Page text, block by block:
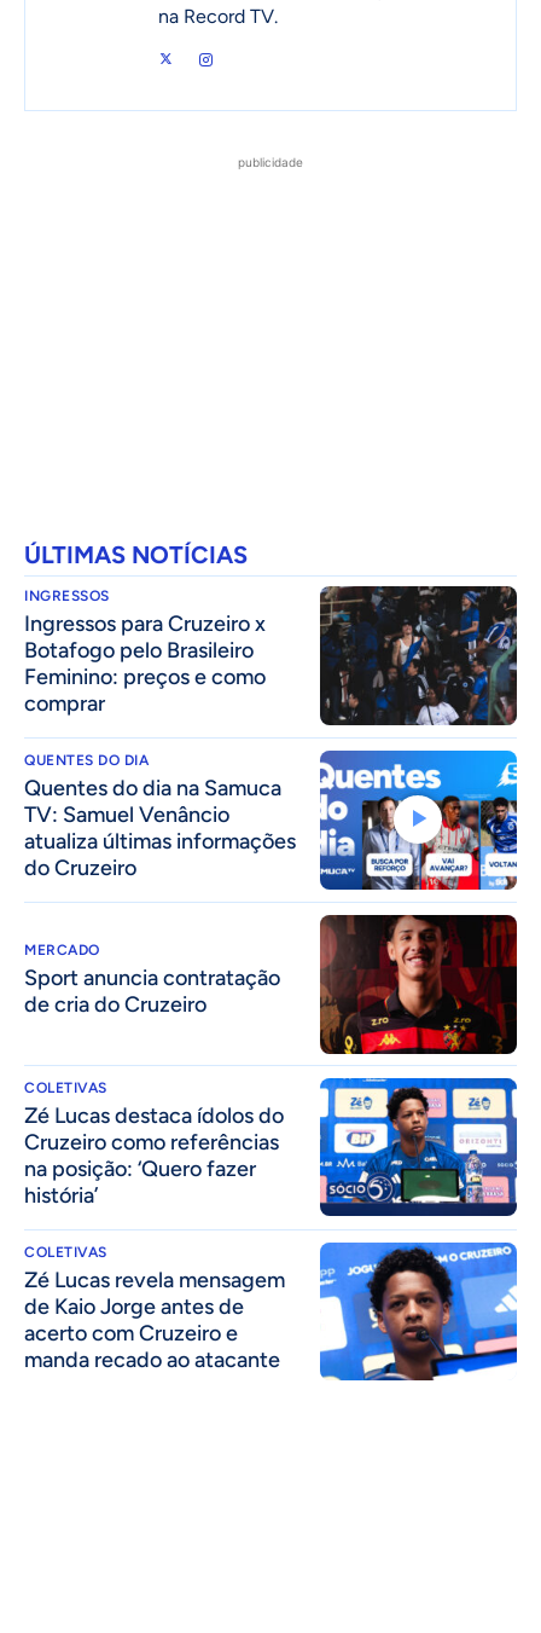
na Record TV.
publicidade
ÚLTIMAS NOTÍCIAS
INGRESSOS
Ingressos para Cruzeiro x
Botafogo pelo Brasileiro
Feminino: preços e como
comprar
QUENTES DO DIA
Quentes do dia na Samuca
TV: Samuel Venâncio
atualiza últimas informações
do Cruzeiro
MERCADO
Sport anuncia contratação
de cria do Cruzeiro
COLETIVAS
Zé Lucas destaca ídolos do
Cruzeiro como referências
na posição: ‘Quero fazer
história’
COLETIVAS
Zé Lucas revela mensagem
de Kaio Jorge antes de
acerto com Cruzeiro e
manda recado ao atacante